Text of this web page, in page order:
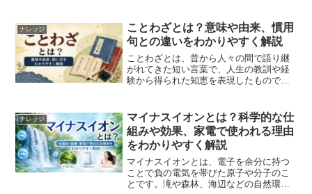
のことです。イメージで考えようノート
や机、教室の広さを思...
ナレッジ
ことわざとは？意味や由来、慣用
句との違いをわかりやすく解説
ことわざとは、昔から人々の間で語り継
がれてきた短い言葉で、人生の教訓や経
験から得られた知恵を表現したもので
められています。この記事では、ことわ
ざの意味や特徴、慣用句や故...
ナレッジ
マイナスイオンとは？科学的な仕
組みや効果、家電で使われる理由
をわかりやすく解説
マイナスイオンとは、電子を余分に持つ
ことで負の電気を帯びた原子や分子のこ
とです。滝や森林、海辺などの自然環境